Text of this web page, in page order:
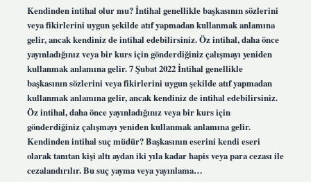
Kendinden intihal olur mu? İntihal genellikle başkasının sözlerini
veya fikirlerini uygun şekilde atıf yapmadan kullanmak anlamına
gelir, ancak kendiniz de intihal edebilirsiniz. Öz intihal, daha önce
yayınladığınız veya bir kurs için gönderdiğiniz çalışmayı yeniden
kullanmak anlamına gelir. 7 Şubat 2022 İntihal genellikle
başkasının sözlerini veya fikirlerini uygun şekilde atıf yapmadan
kullanmak anlamına gelir, ancak kendiniz de intihal edebilirsiniz.
Öz intihal, daha önce yayınladığınız veya bir kurs için
gönderdiğiniz çalışmayı yeniden kullanmak anlamına gelir.
Kendinden intihal suç müdür? Başkasının eserini kendi eseri
olarak tanıtan kişi altı aydan iki yıla kadar hapis veya para cezası ile
cezalandırılır. Bu suç yayma veya yayınlama…